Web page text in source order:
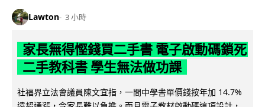
Lawton 3 小時
家長無得慳錢買二手書 電子啟動碼鎖死
二手教科書 學生無法做功課
社福界立法會議員陳文宜指，一間中學書單價錢按年加 14.7%